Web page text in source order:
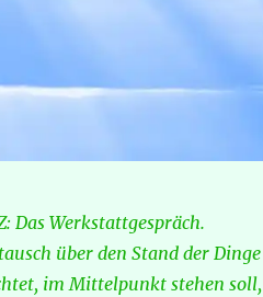
Das Werkstattgespräch.
über den Stand der Dinge
im Mittelpunkt stehen soll,